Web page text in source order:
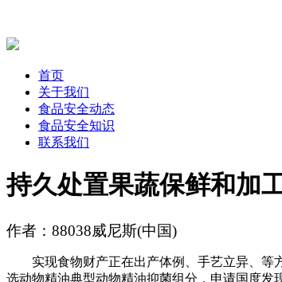
首页
关于我们
食品安全动态
食品安全知识
联系我们
持久处置果蔬保鲜和加
作者：88038威尼斯(中国)
实现食物财产正在出产体例、手艺立异、等方
选动物精油典型动物精油抑菌组分，申请国度发